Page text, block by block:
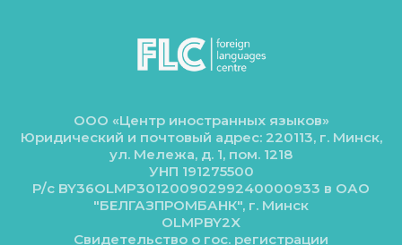
ООО «Центр иностранных языков»
Юридический и почтовый адрес: 220113, г. Минск,
ул. Мележа, д. 1, пом. 1218
УНП 191275500
Р/с BY36OLMP30120090299240000933 в ОАО
"БЕЛГАЗПРОМБАНК", г. Минск
OLMPBY2X
Свидетельство о гос. регистрации